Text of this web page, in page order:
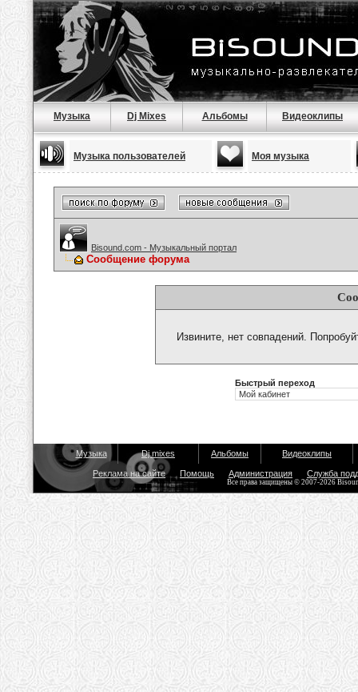
Музыка Dj Mixes Альбомы Видеоклипы
Музыка пользователей Моя музыка
Bisound.com - Музыкальный портал
Сообщение форума
Извините, нет совпадений.
Быстрый переход
Музыка Dj mixes Альбомы Видеоклипы
Реклама на сайте Помощь Администрация Служба
Все права защищены © 2007-2026